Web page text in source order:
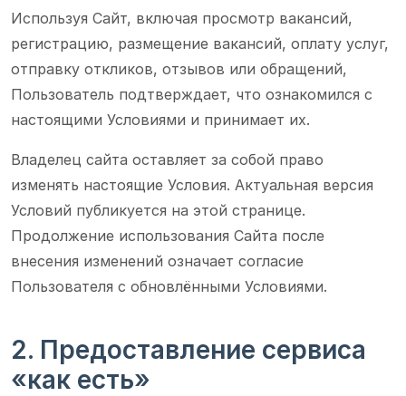
Используя Сайт, включая просмотр вакансий,
регистрацию, размещение вакансий, оплату услуг,
отправку откликов, отзывов или обращений,
Пользователь подтверждает, что ознакомился с
настоящими Условиями и принимает их.
Владелец сайта оставляет за собой право
изменять настоящие Условия. Актуальная версия
Условий публикуется на этой странице.
Продолжение использования Сайта после
внесения изменений означает согласие
Пользователя с обновлёнными Условиями.
2. Предоставление сервиса
«как есть»